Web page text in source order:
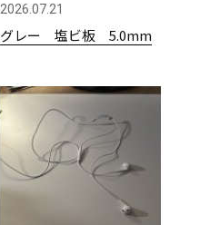
2026.07.21
グレー 塩ビ板 5.0mm